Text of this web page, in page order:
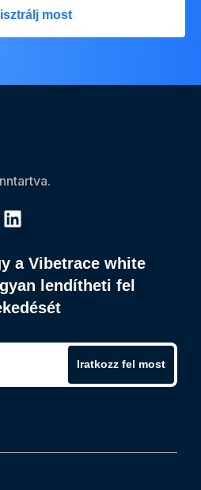
most
a Vibetrace white
lendítheti fel
Iratkozz fel most